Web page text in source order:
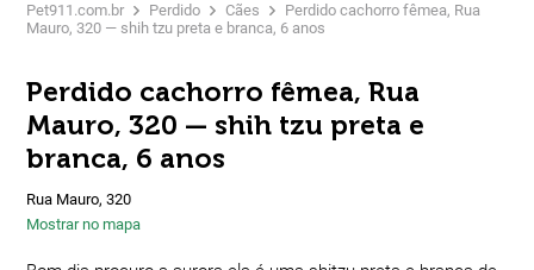
Pet911.com.br Perdido Cães
Perdido cachorro fêmea, Rua
Mauro, 320 — shih tzu preta e branca, 6 anos
Perdido cachorro fêmea, Rua
Mauro, 320 — shih tzu preta e
branca, 6 anos
Rua Mauro, 320
Mostrar no mapa